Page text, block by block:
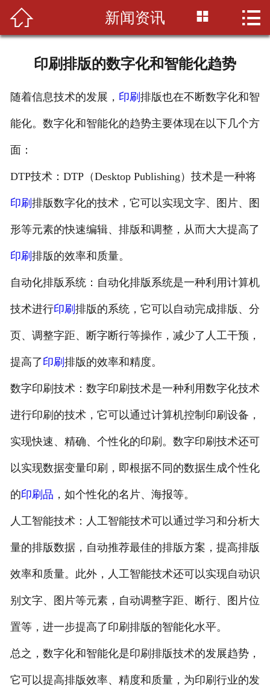
首页
联系我们
 新闻资讯  
印刷排版的数字化和智能化趋势
随着信息技术的发展， 印刷 排版也在不断数字化和智
能化。数字化和智能化的趋势主要体现在以下几个方
面：
DTP技术：DTP（Desktop Publishing）技术是一种将
印刷 排版数字化的技术，它可以实现文字、图片、图
形等元素的快速编辑、排版和调整，从而大大提高了
印刷 排版的效率和质量。
自动化排版系统：自动化排版系统是一种利用计算机
技术进行印刷 排版的系统，它可以自动完成排版、分
页、调整字距、断字断行等操作，减少了人工干预，
提高了印刷 排版的效率和精度。
数字印刷技术：数字印刷技术是一种利用数字化技术
进行印刷的技术，它可以通过计算机控制印刷设备，
实现快速、精确、个性化的印刷。数字印刷技术还可
以实现数据变量印刷，即根据不同的数据生成个性化
的印刷品 ，如个性化的名片、海报等。
人工智能技术：人工智能技术可以通过学习和分析大
量的排版数据，自动推荐最佳的排版方案，提高排版
效率和质量。此外，人工智能技术还可以实现自动识
别文字、图片等元素，自动调整字距、断行、图片位
置等，进一步提高了印刷排版的智能化水平。
总之，数字化和智能化是印刷排版技术的发展趋势，
它可以提高排版效率、精度和质量，为印刷行业的发